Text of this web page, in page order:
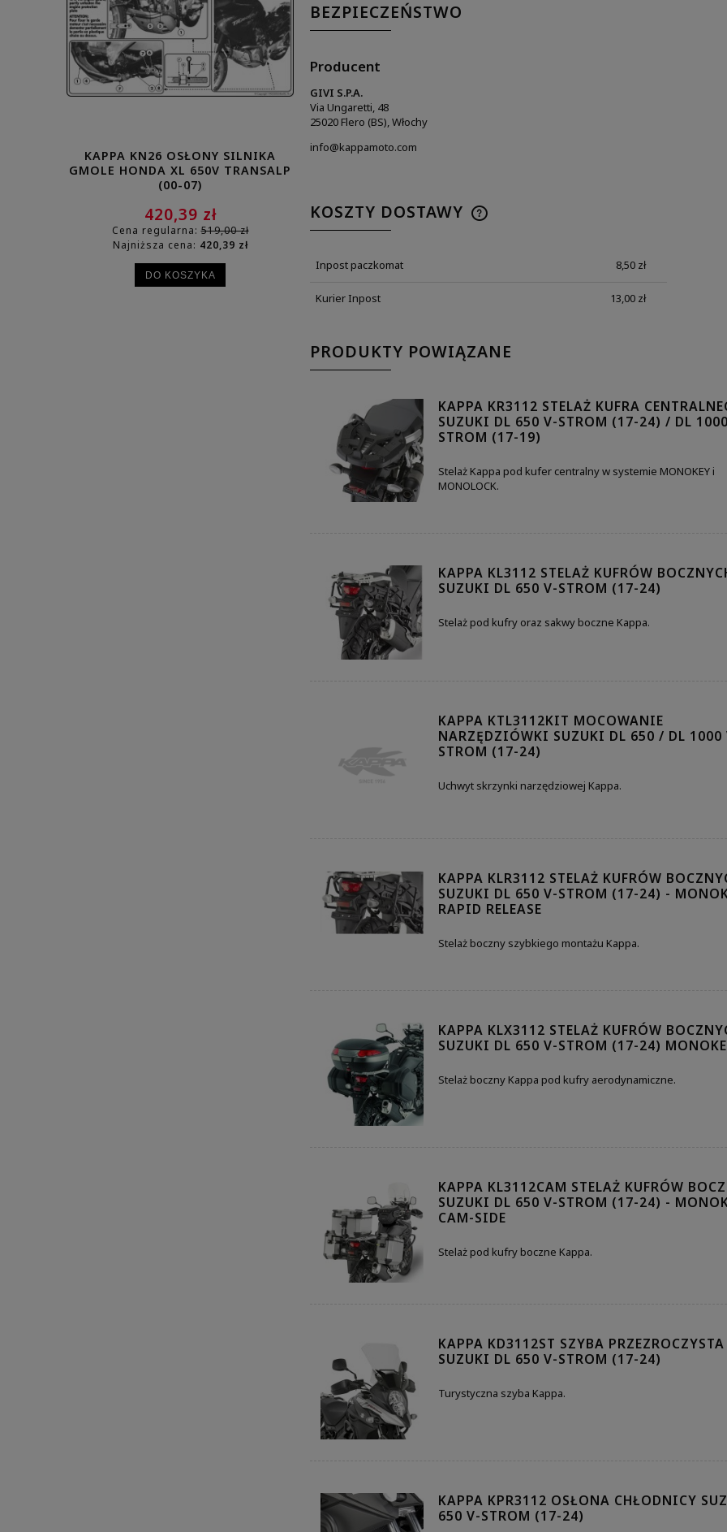
KAPPA KN26 OSŁONY SILNIKA
GMOLE HONDA XL 650V TRANSALP
(00-07)
420,39 zł
Cena regularna:519,00 zł
Najniższa cena: 420,39 zł
DO KOSZYKA
KAPPA KN1171 OSŁONY SILNIKA
460,89 zł
Cena regularna:
BEZPIECZEŃSTWO
Producent
GIVI S.P.A.
Via Ungaretti, 48
25020 Flero (BS), Włochy
info@kappamoto.com
KOSZTY DOSTAWY
Inpost paczkomat 8,50 zł
Kurier Inpost 13,00 zł
PRODUKTY POWIĄZANE
KAPPA KR3112 STELAŻ KUFRA
SUZUKI DL 650 V-STROM (17-24) / DL
STROM (17-19)
Stelaż Kappa pod kufer centralny w systemie MONOKEY i
MONOLOCK.
KAPPA KL3112 STELAŻ KUFRÓW
SUZUKI DL 650 V-STROM (17-24)
Stelaż pod kufry oraz sakwy boczne Kappa.
KAPPA KTL3112KIT MOCOWANIE
NARZĘDZIÓWKI SUZUKI DL 650 / DL 1000
STROM (17-24)
Uchwyt skrzynki narzędziowej Kappa.
KAPPA KLR3112 STELAŻ KUFRÓW
SUZUKI DL 650 V-STROM (17-24) -
RAPID RELEASE
Stelaż boczny szybkiego montażu Kappa.
KAPPA KLX3112 STELAŻ KUFRÓW
SUZUKI DL 650 V-STROM (17-24)
Stelaż boczny Kappa pod kufry aerodynamiczne.
KAPPA KL3112CAM STELAŻ KUFRÓW
SUZUKI DL 650 V-STROM (17-24) -
CAM-SIDE
Stelaż pod kufry boczne Kappa.
KAPPA KD3112ST SZYBA PRZEZROCZYSTA
SUZUKI DL 650 V-STROM (17-24)
Turystyczna szyba Kappa.
KAPPA KPR3112 OSŁONA CHŁODNICY
650 V-STROM (17-24)